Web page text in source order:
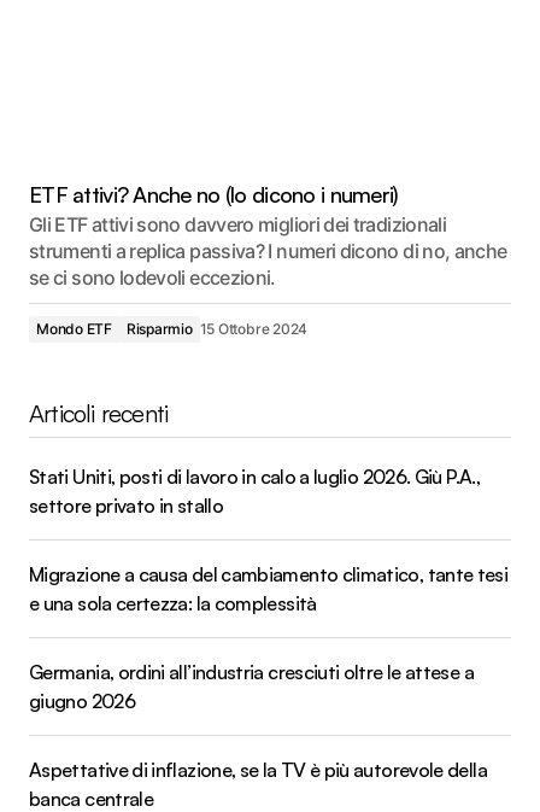
ETF attivi? Anche no (lo dicono i numeri)
Gli ETF attivi sono davvero migliori dei tradizionali
strumenti a replica passiva? I numeri dicono di no, anche
se ci sono lodevoli eccezioni.
Mondo ETF Risparmio 15 Ottobre 2024
Articoli recenti
Stati Uniti, posti di lavoro in calo a luglio 2026. Giù P.A.,
settore privato in stallo
Migrazione a causa del cambiamento climatico, tante tesi
e una sola certezza: la complessità
Germania, ordini all’industria cresciuti oltre le attese a
giugno 2026
Aspettative di inflazione, se la TV è più autorevole della
banca centrale